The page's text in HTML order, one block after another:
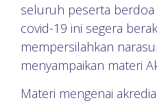
seluruh peserta berdoa
covid-19 ini segera
mempersilahkan
menyampaikan materi
Materi mengenai